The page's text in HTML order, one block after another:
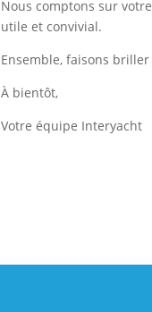
Nous comptons sur
utile et convivial.
Ensemble, faisons
À bientôt,
Votre équipe Interyacht